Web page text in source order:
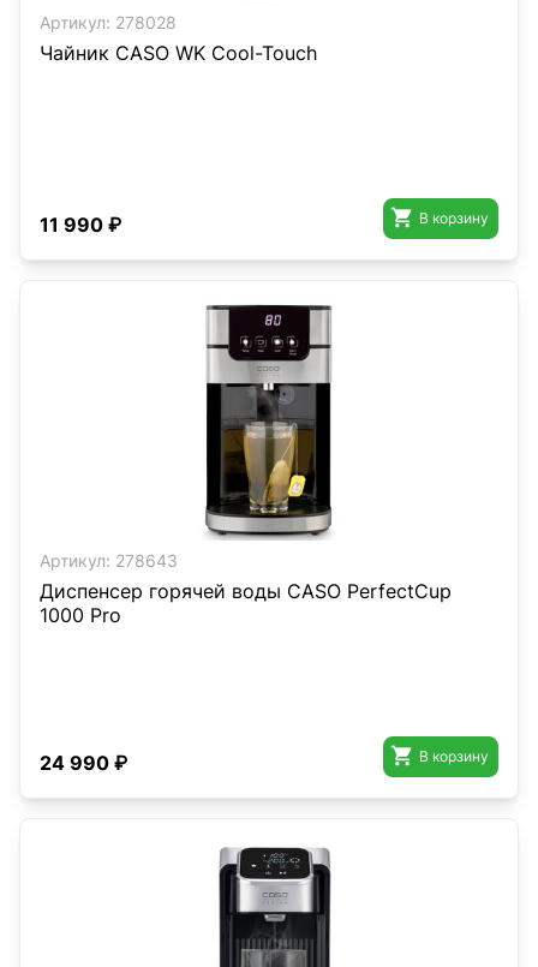
Артикул: 278028
Чайник CASO WK Cool-Touch
11 990 ₽  В корзину
Артикул: 278643
Диспенсер горячей воды CASO PerfectCup
1000 Pro
24 990 ₽  В корзину